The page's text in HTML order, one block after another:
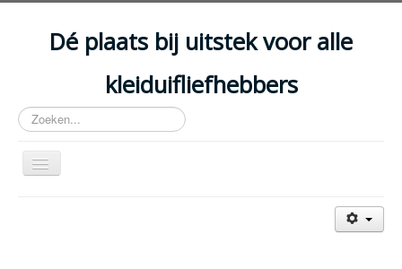
Dé plaats bij uitstek voor alle
kleiduifliefhebbers
Zoeken...
Schakelen
navigatie